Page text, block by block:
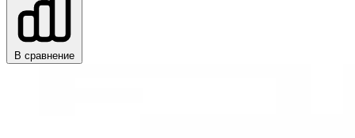
В сравнение